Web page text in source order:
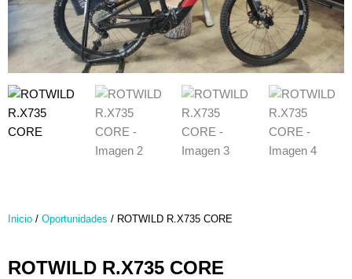
Inicio / Oportunidades / ROTWILD R.X735 CORE
ROTWILD R.X735 CORE